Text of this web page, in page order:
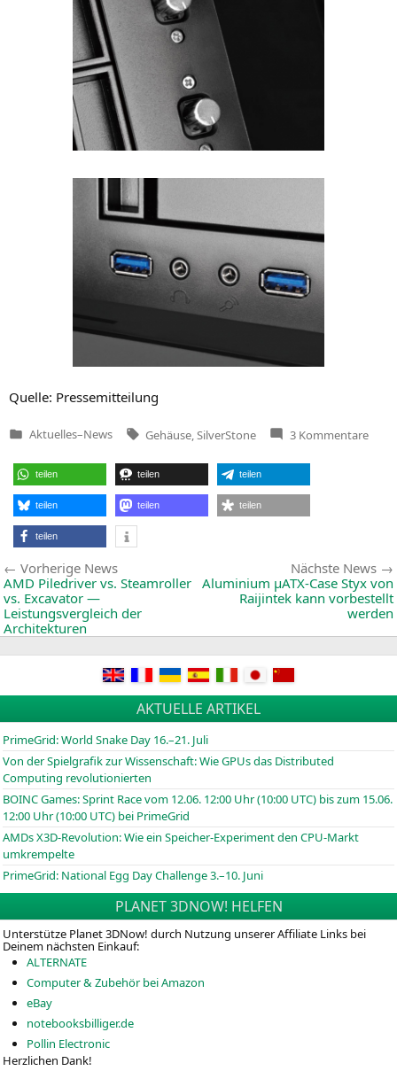
Quel­le: Pressemitteilung
Veröffentlicht
Aktuelles–News Tags:
Gehäuse SilverStone 3 Kommentarezu
teilen teilen teilen
teilen teilen teilen
teilen
Beitragsnavigation
Vorherige NewsVorherige
News:
AMD Piledriver vs. Steamroller
vs. Excavator —
Leistungsvergleich der
Architekturen
Nächste News
Aluminium µATX-Case Styx von
Raijintek kann vorbestellt
werden
AKTUELLE ARTIKEL
PrimeGrid: World Snake Day 16.–21. Juli
Von der Spielgrafik zur Wissenschaft: Wie GPUs das Distributed
Computing revolutionierten
BOINCGames: Sprint Race vom 12.06. 12:00 Uhr (10:00 UTC) bis zum 15.06.
12:00 Uhr (10:00 UTC) bei PrimeGrid
AMDs X3D-Revolution: Wie ein Speicher-Experiment den CPU-Markt
umkrempelte
PrimeGrid: National Egg Day Challenge 3.–10. Juni
PLANET 3DNOW! HELFEN
Unterstütze Planet 3DNow! durch Nutzung unserer Affiliate Links bei
Deinem nächsten Einkauf:
ALTERNATE
Computer & Zubehör bei Amazon
eBay
notebooksbilliger.de
Pollin Electronic
Herzlichen Dank!